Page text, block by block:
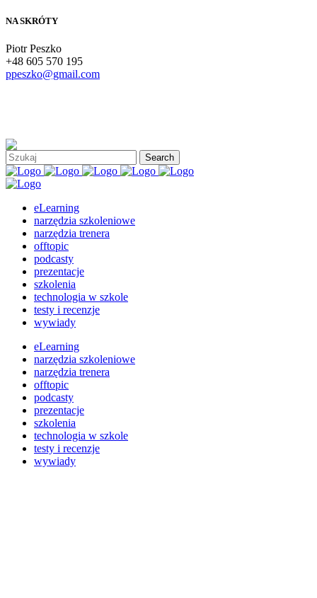
NA SKRÓTY
Piotr Peszko
+48 605 570 195
ppeszko@gmail.com
eLearning
narzędzia szkoleniowe
narzędzia trenera
offtopic
podcasty
prezentacje
szkolenia
technologia w szkole
testy i recenzje
wywiady
eLearning
narzędzia szkoleniowe
narzędzia trenera
offtopic
podcasty
prezentacje
szkolenia
technologia w szkole
testy i recenzje
wywiady